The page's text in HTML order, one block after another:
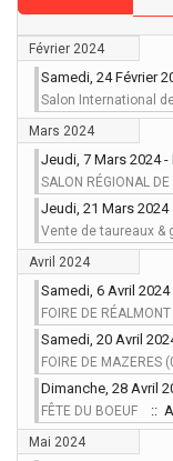
Février 2024
Samedi, 24 Février
Salon International
Mars 2024
Jeudi, 7 Mars 2024
SALON RÉGIONAL
Jeudi, 21 Mars 2024
Vente de taureaux &
Avril 2024
Samedi, 6 Avril
FOIRE DE RÉALMONT
Samedi, 20 Avril
FOIRE DE MAZERES
Dimanche, 28 Avril
FÊTE DU BOEUF ::
Mai 2024